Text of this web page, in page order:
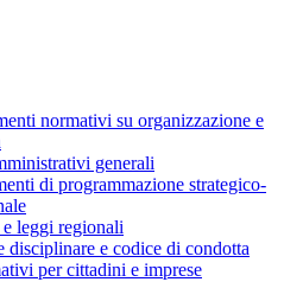
normativi su organizzazione e
generali
di programmazione strategico-
e leggi regionali
disciplinare e codice di condotta
per cittadini e imprese